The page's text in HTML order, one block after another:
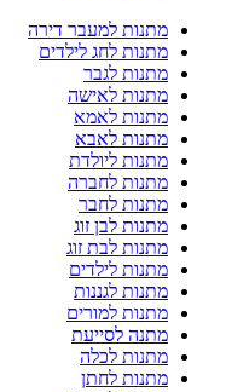
מתנות למעבר דירה
מתנות לחג לילדים
מתנות לגבר
מתנות לאישה
מתנות לאמא
מתנות לאבא
מתנות ליולדת
מתנות לחברה
מתנות לחבר
מתנות לבן זוג
מתנות לבת זוג
מתנות לילדים
מתנות לגננות
מתנות למורים
מתנה לסייעת
מתנות לכלה
מתנות לחתן